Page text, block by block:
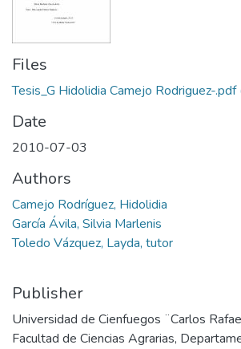
Files
Tesis_G Hidolidia Camejo Rodriguez-.pdf
Date
2010-07-03
Authors
Camejo Rodríguez, Hidolidia
García Ávila, Silvia Marlenis
Toledo Vázquez, Layda, tutor
Publisher
Universidad de Cienfuegos ¨Carlos
Facultad de Ciencias Agrarias,